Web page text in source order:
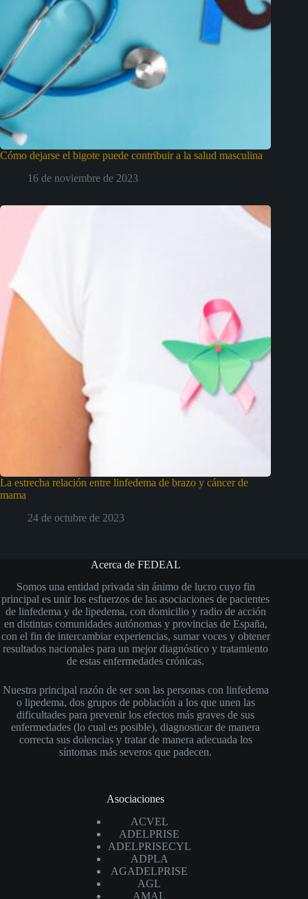
Cómo dejarse el bigote puede contribuir a la salud masculina
16 de noviembre de 2023
La estrecha relación entre linfedema de brazo y cáncer de
mama
24 de octubre de 2023
Acerca de FEDEAL
Somos una entidad privada sin ánimo de lucro cuyo fin
principal es unir los esfuerzos de las asociaciones de pacientes
de linfedema y de lipedema, con domicilio y radio de acción
en distintas comunidades autónomas y provincias de España,
con el fin de intercambiar experiencias, sumar voces y obtener
resultados nacionales para un mejor diagnóstico y tratamiento
de estas enfermedades crónicas.
Nuestra principal razón de ser son las personas con linfedema
o lipedema, dos grupos de población a los que unen las
dificultades para prevenir los efectos más graves de sus
enfermedades (lo cual es posible), diagnosticar de manera
correcta sus dolencias y tratar de manera adecuada los
síntomas más severos que padecen.
Asociaciones
ACVEL
ADELPRISE
ADELPRISECYL
ADPLA
AGADELPRISE
AGL
AMAL